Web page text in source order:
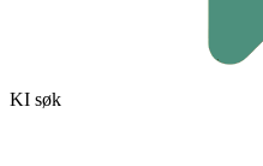
KI søk